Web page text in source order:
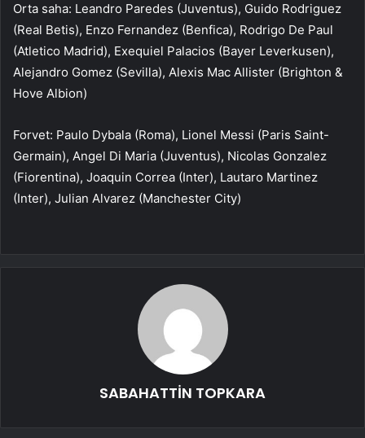
Orta saha: Leandro Paredes (Juventus), Guido Rodriguez
(Real Betis), Enzo Fernandez (Benfica), Rodrigo De Paul
(Atletico Madrid), Exequiel Palacios (Bayer Leverkusen),
Alejandro Gomez (Sevilla), Alexis Mac Allister (Brighton &
Hove Albion)
Forvet: Paulo Dybala (Roma), Lionel Messi (Paris Saint-
Germain), Angel Di Maria (Juventus), Nicolas Gonzalez
(Fiorentina), Joaquin Correa (Inter), Lautaro Martinez
(Inter), Julian Alvarez (Manchester City)
SABAHATTİN TOPKARA